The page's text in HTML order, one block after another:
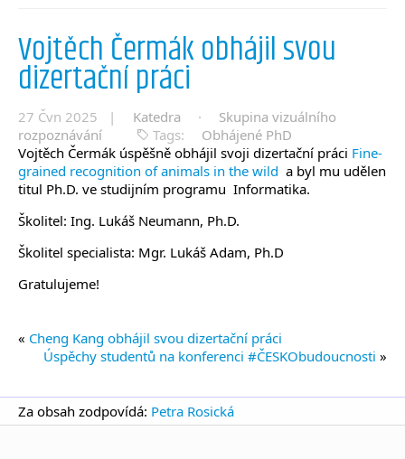
Vojtěch Čermák obhájil svou
dizertační práci
27 Čvn 2025 | Katedra ·
Skupina vizuálního
rozpoznávání
Tags:
Obhájené PhD
Vojtěch Čermák úspěšně obhájil svoji dizertační práci Fine-
grained recognition of animals in the wild a byl mu udělen
titul Ph.D. ve studijním programu Informatika.
Školitel: Ing. Lukáš Neumann, Ph.D.
Školitel specialista: Mgr. Lukáš Adam, Ph.D
Gratulujeme!
« Cheng Kang obhájil svou dizertační práci
Úspěchy studentů na konferenci #ČESKObudoucnosti »
Za obsah zodpovídá: Petra Rosická